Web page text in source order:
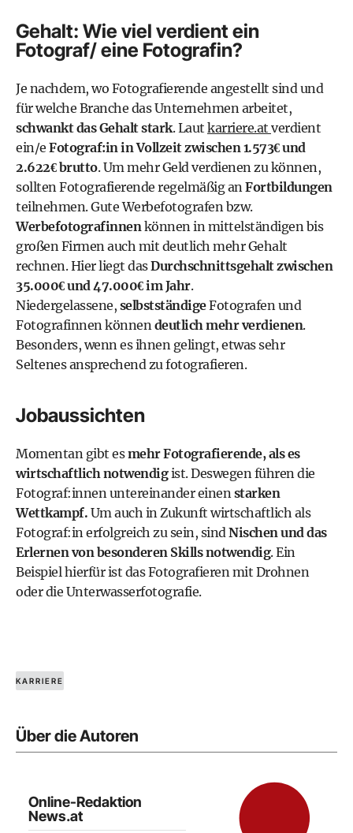
Gehalt: Wie viel verdient ein
Fotograf/ eine Fotografin?
Je nachdem, wo Fotografierende angestellt sind und
für welche Branche das Unternehmen arbeitet,
schwankt das Gehalt stark. Laut karriere.at verdient
ein/e Fotograf:in in Vollzeit zwischen 1.573€ und
2.622€ brutto. Um mehr Geld verdienen zu können,
sollten Fotografierende regelmäßig anFortbildungen
teilnehmen. Gute Werbefotografen bzw.
Werbefotografinnenkönnen in mittelständigen bis
großen Firmen auch mit deutlich mehr Gehalt
rechnen. Hier liegt dasDurchschnittsgehalt zwischen
35.000€ und 47.000€ im Jahr.
Niedergelassene, selbstständigeFotografen und
Fotografinnen könnendeutlich mehr verdienen.
Besonders, wenn es ihnen gelingt, etwas sehr
Seltenes ansprechend zu fotografieren.
Jobaussichten
Momentan gibt esmehr Fotografierende, als es
wirtschaftlich notwendigist. Deswegen führen die
Fotograf:innen untereinander einenstarken
Wettkampf. Um auch in Zukunft wirtschaftlich als
Fotograf:in erfolgreich zu sein, sindNischen und das
Erlernen von besonderen Skills notwendig. Ein
Beispiel hierfür ist das Fotografieren mit Drohnen
oder die Unterwasserfotografie.
KARRIERE
Über die Autoren
Online-Redaktion
News.at